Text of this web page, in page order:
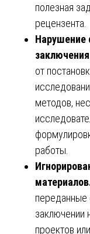
полезная
рецензента.
Нарушение
от
методов,
работы.
заключении
проектов